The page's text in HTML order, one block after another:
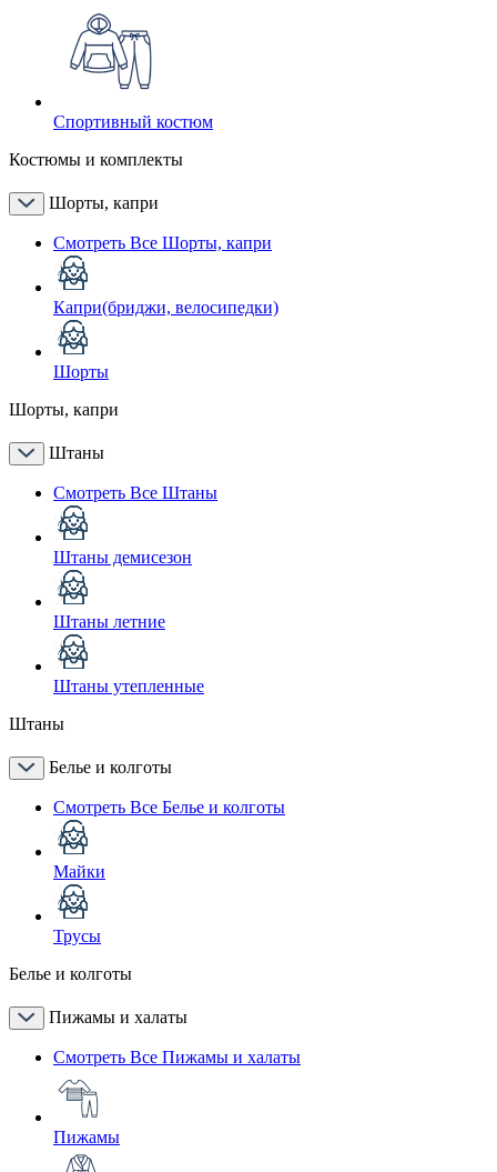
Спортивный костюм
Костюмы и комплекты
Шорты, капри
Смотреть Все Шорты, капри
Капри(бриджи, велосипедки)
Шорты
Шорты, капри
Штаны
Смотреть Все Штаны
Штаны демисезон
Штаны летние
Штаны утепленные
Штаны
Белье и колготы
Смотреть Все Белье и колготы
Майки
Трусы
Белье и колготы
Пижамы и халаты
Смотреть Все Пижамы и халаты
Пижамы